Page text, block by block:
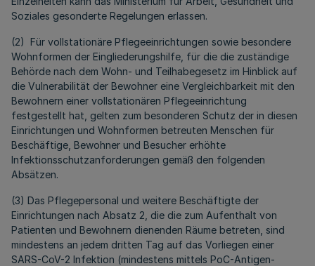
Soziales gesonderte Regelungen erlassen.
(2) Für vollstationäre Pflegeeinrichtungen sowie besondere
Wohnformen der Eingliederungshilfe, für die die zuständige
Behörde nach dem Wohn- und Teilhabegesetz im Hinblick auf
die Vulnerabilität der Bewohner eine Vergleichbarkeit mit den
Bewohnern einer vollstationären Pflegeeinrichtung
festgestellt hat, gelten zum besonderen Schutz der in diesen
Einrichtungen und Wohnformen betreuten Menschen für
Beschäftige, Bewohner und Besucher erhöhte
Infektionsschutzanforderungen gemäß den folgenden
Absätzen.
(3) Das Pflegepersonal und weitere Beschäftigte der
Einrichtungen nach Absatz 2, die die zum Aufenthalt von
Patienten und Bewohnern dienenden Räume betreten, sind
mindestens an jedem dritten Tag auf das Vorliegen einer
SARS-CoV-2 Infektion (mindestens mittels PoC-Antigen-